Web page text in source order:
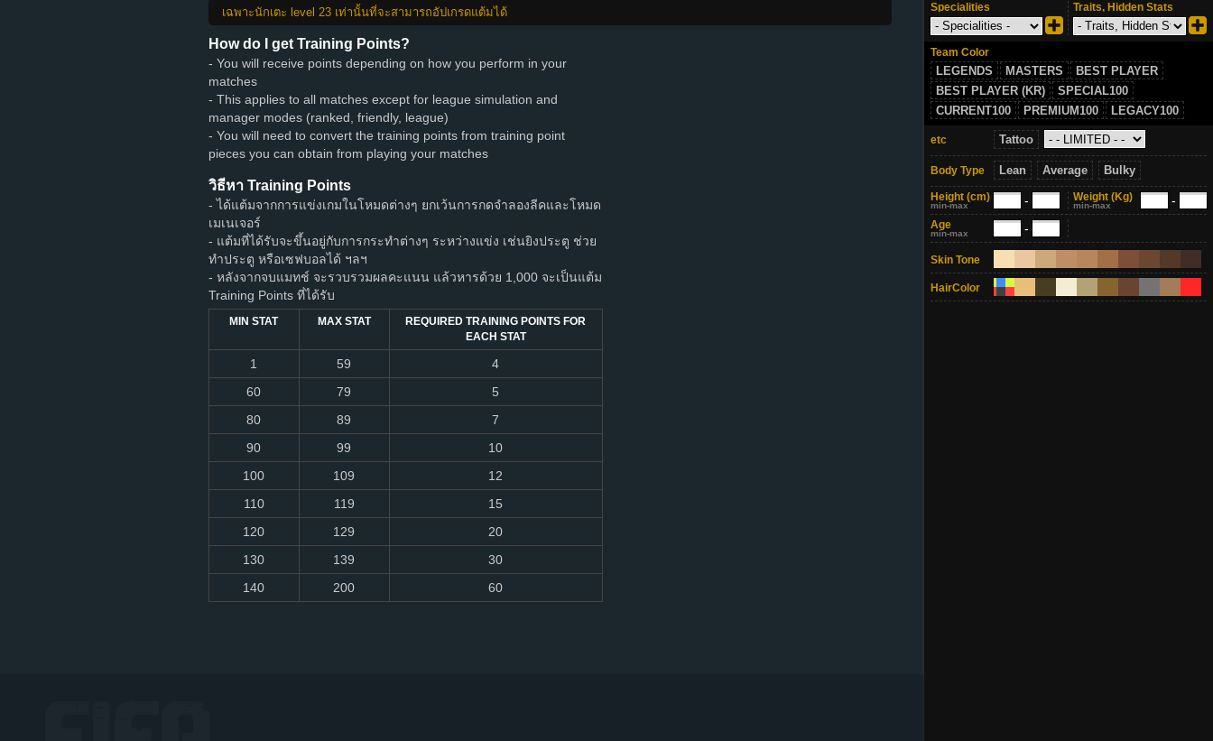
Specialities
Traits, Hidden Stats
Team Color
LEGENDS MASTERS
BEST PLAYER
BEST PLAYER (KR)
SPECIAL100
CURRENT100
PREMIUM100 LEGACY100
etc Tattoo
Body Type Lean Average Bulky
Height (cm)
min-max - Weight (Kg)
min-max -
Age
min-max -
Skin Tone
HairColor
เฉพาะนักเตะ level 23 เท่านั้นที่จะสามารถอัปเกรดแต้มได้
How do I get Training Points?
- You will receive points depending on how you perform in your
matches
- This applies to all matches except for league simulation and
manager modes (ranked, friendly, league)
- You will need to convert the training points from training point
pieces you can obtain from playing your matches
วิธีหา Training Points
- ได้แต้มจากการแข่งเกมในโหมดต่างๆ ยกเว้นการกดจำลองลีคและโหมด
เมเนเจอร์
- แต้มที่ได้รับจะขึ้นอยู่กับการกระทำต่างๆ ระหว่างแข่ง เช่นยิงประตู ช่วย
ทำประตู หรือเซฟบอลได้ ฯลฯ
- หลังจากจบแมทช์ จะรวบรวมผลคะแนน แล้วหารด้วย 1,000 จะเป็นแต้ม
Training Points ที่ได้รับ
MIN STAT MAX STAT
REQUIRED TRAINING POINTS FOR
EACH STAT
1 59
4
60
79
5
80
89
7
90
99
10
100
109
12
110
119
15
120
129
20
130
139
30
140
200 60